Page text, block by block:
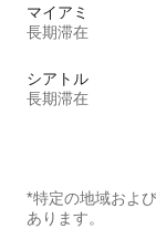
マイアミ
長期滞在
シアトル
長期滞在
*特定の地域およ
あります。